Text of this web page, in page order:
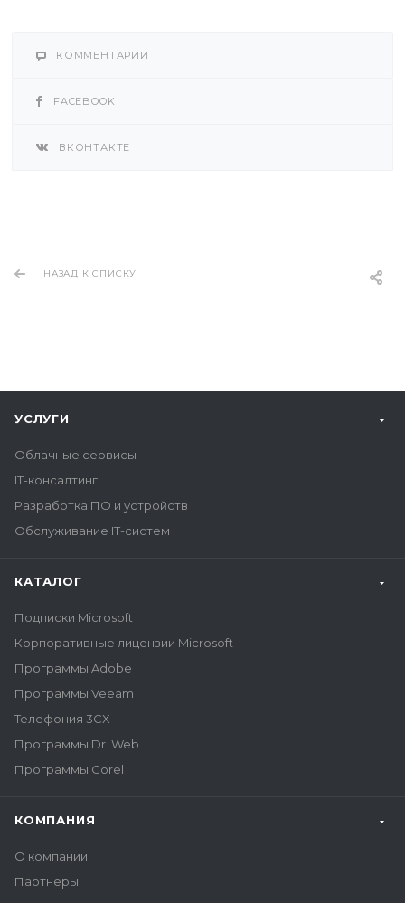
КОММЕНТАРИИ
FACEBOOK
ВКОНТАКТЕ
НАЗАД К СПИСКУ
УСЛУГИ
Облачные сервисы
IT-консалтинг
Разработка ПО и устройств
Обслуживание IT-систем
КАТАЛОГ
Подписки Microsoft
Корпоративные лицензии Microsoft
Программы Adobe
Программы Veeam
Телефония 3CX
Программы Dr. Web
Программы Corel
КОМПАНИЯ
О компании
Партнеры